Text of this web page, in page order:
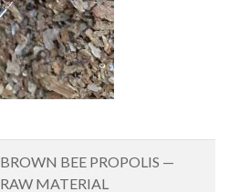
BROWN BEE PROPOLIS —
RAW MATERIAL